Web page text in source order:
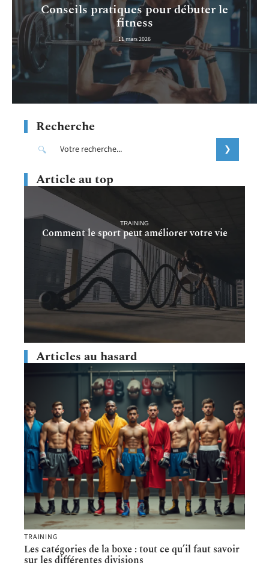
Conseils pratiques pour débuter le
fitness
11 mars 2026
Recherche
Article au top
TRAINING
Comment le sport peut améliorer votre vie
Articles au hasard
TRAINING
Les catégories de la boxe : tout ce qu’il faut savoir
sur les différentes divisions